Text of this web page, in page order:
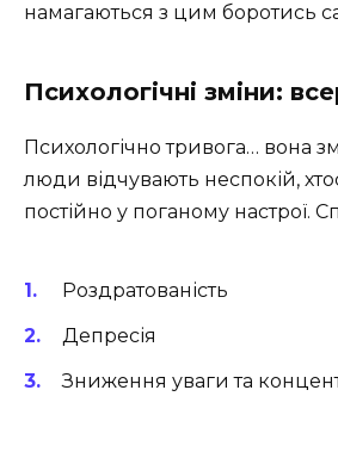
намагаються з цим боротись
Психологічні зміни:
Психологічно тривога… вона
люди відчувають неспокій,
постійно у поганому настрої.
Роздратованість
Депресія
Зниження уваги та